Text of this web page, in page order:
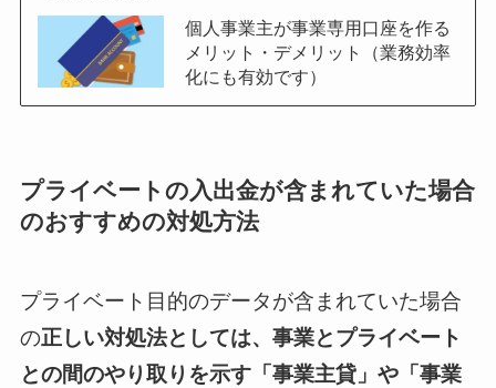
個人事業主が事業専用口座を作る
メリット・デメリット（業務効率
化にも有効です）
プライベートの入出金が含まれていた場合
のおすすめの対処方法
プライベート目的のデータが含まれていた場合
の正しい対処法としては、事業とプライベート
との間のやり取りを示す「事業主貸」や「事業